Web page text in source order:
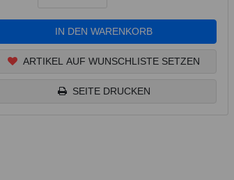
IN DEN WARENKORB
ARTIKEL AUF WUNSCHLISTE SETZEN
SEITE DRUCKEN